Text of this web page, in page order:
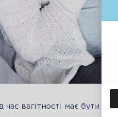
час вагітності має бути